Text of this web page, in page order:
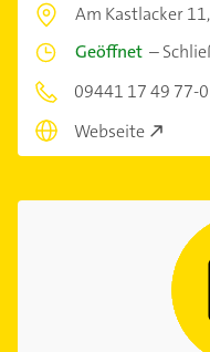
Am Kastlacker 11,
Geöffnet –
09441 17 49 77-0
Webseite